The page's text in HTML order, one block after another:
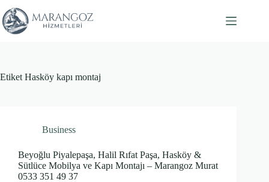
to
content
Etiket Hasköy kapı montaj
Business
Beyoğlu Piyalepaşa, Halil Rıfat Paşa, Hasköy &
Sütlüce Mobilya ve Kapı Montajı – Marangoz Murat
0533 351 49 37